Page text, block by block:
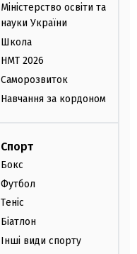
Міністерство освіти та
науки України
Школа
НМТ 2026
Саморозвиток
Навчання за кордоном
Спорт
Бокс
Футбол
Теніс
Біатлон
Інші види спорту